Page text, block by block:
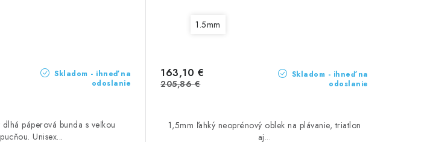
Skladom - ihneď na
odoslanie
páperová bunda s veľkou
Unisex...
1.5mm
Skladom - ihneď na
odoslanie
163,10 €
205,86 €
1,5mm ľahký neoprénový oblek na plávanie, triatlon
aj...